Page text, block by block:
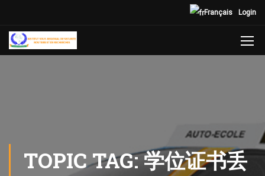
Login
Français
TOPIC TAG: 学位证书丢